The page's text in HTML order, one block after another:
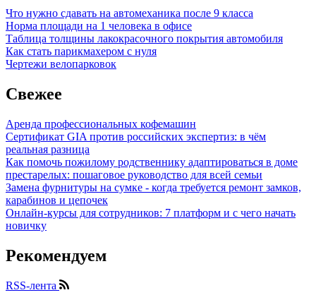
Что нужно сдавать на автомеханика после 9 класса
Норма площади на 1 человека в офисе
Таблица толщины лакокрасочного покрытия автомобиля
Как стать парикмахером с нуля
Чертежи велопарковок
Свежее
Аренда профессиональных кофемашин
Сертификат GIA против российских экспертиз: в чём
реальная разница
Как помочь пожилому родственнику адаптироваться в доме
престарелых: пошаговое руководство для всей семьи
Замена фурнитуры на сумке - когда требуется ремонт замков,
карабинов и цепочек
Онлайн-курсы для сотрудников: 7 платформ и с чего начать
новичку
Рекомендуем
RSS-лента